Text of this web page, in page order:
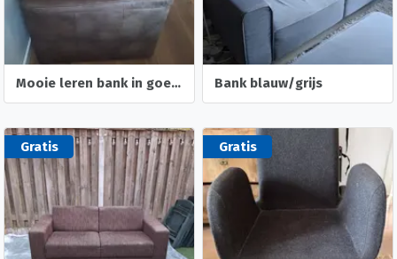
Mooie leren bank in goede staat Bank blauw/grijs
Gratis Gratis